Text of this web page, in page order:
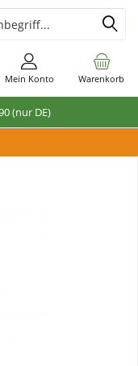
(nur DE)
Warenkorb
Mein Konto